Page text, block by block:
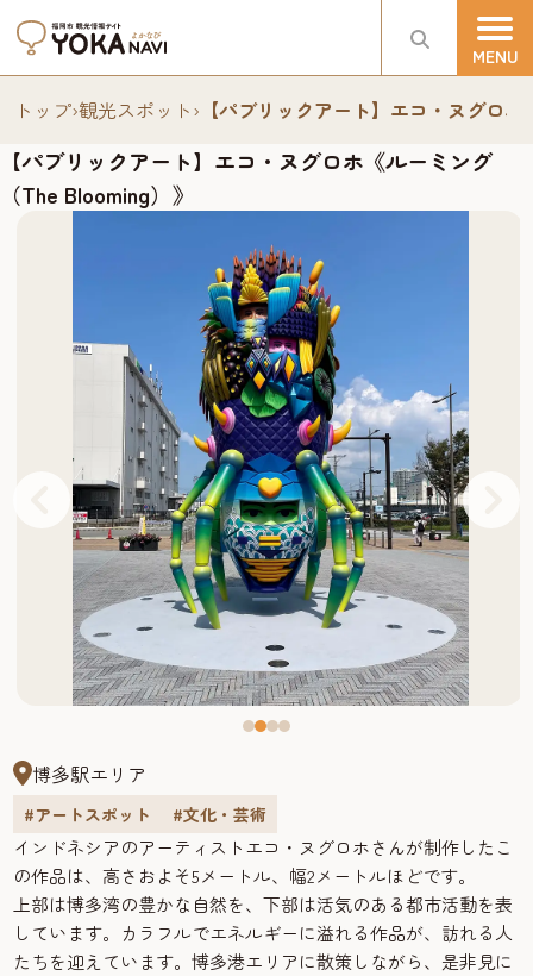
トップ›観光スポット› 【パブリックアート】エコ・ヌグロ
【パブリックアート】エコ・ヌグロホ《ルーミング
（The Blooming）》
博多駅エリア
#アートスポット #文化・芸術
インドネシアのアーティストエコ・ヌグロホさんが制作したこ
の作品は、高さおよそ5メートル、幅2メートルほどです。
上部は博多湾の豊かな自然を、下部は活気のある都市活動を表
しています。カラフルでエネルギーに溢れる作品が、訪れる人
たちを迎えています。博多港エリアに散策しながら、是非見に